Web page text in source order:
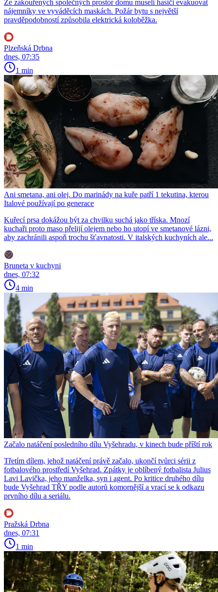
Ze zakouřených společných prostor domu museli hasiči evakuovat
nájemníky ve vyváděcích maskách. Požár bytu s největší
pravděpodobností způsobila elektrická koloběžka.
Plzeňská Drbna
dnes, 07:35
1 min
Ani smetana, ani olej. Do marinády na kuře patří 1 tekutina, kterou
Italové používají po generace
Kuřecí prsa dokážou být za chvilku suchá jako tříska. Mnozí
kuchaři proto maso přelijí olejem nebo ho utopí ve smetanové lázni,
aby zachránili aspoň trochu šťavnatosti. V italských kuchyních ale...
Bruneta v kuchyni
dnes, 07:32
4 min
Začalo natáčení posledního dílu Vyšehradu, v kinech bude příští rok
Třetím dílem, jehož natáčení právě začalo, ukončí tvůrci sérii z
fotbalového prostředí Vyšehrad. Zpátky je oblíbený fotbalista Julius
Lavi Lavička, jeho manželka, syn i agent. Po kritice druhého dílu
bude Vyšehrad TŘY podle autorů komornější a vrací se k odkazu
prvního dílu a seriálu.
Pražská Drbna
dnes, 07:31
1 min